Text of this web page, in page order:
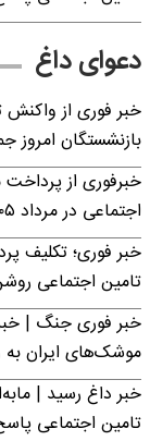
دعوای داغ
خبر فوری از واکنش
بازنشستگان امروز جمعه ۱۶
خبرفوری از
اجتماعی در مرداد ۱۴۰۵
خبر فوری؛ تکلیف
تامین اجتماعی
خبر فوری جنگ |
موشک‌های ایران به
خبر داغ رسید |
تامین اجتماعی